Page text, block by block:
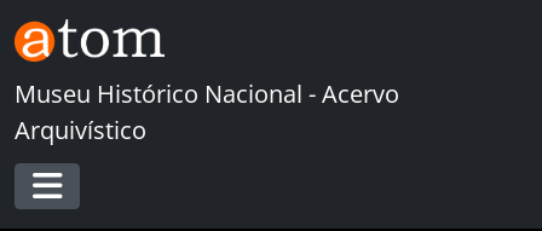
Skip to main content
Museu Histórico Nacional - Acervo
Arquivístico
Toggle navigation